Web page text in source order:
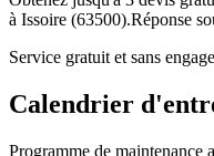
à Issoire (63500).Réponse
Service gratuit et sans
Calendrier
Programme de maintenance